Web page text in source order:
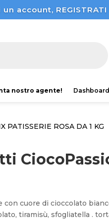
account, REGISTRATI
nostro agente!
PATISSERIE ROSA DA 1 KG
cuore di cioccolato
tiramisù, sfogliatella .